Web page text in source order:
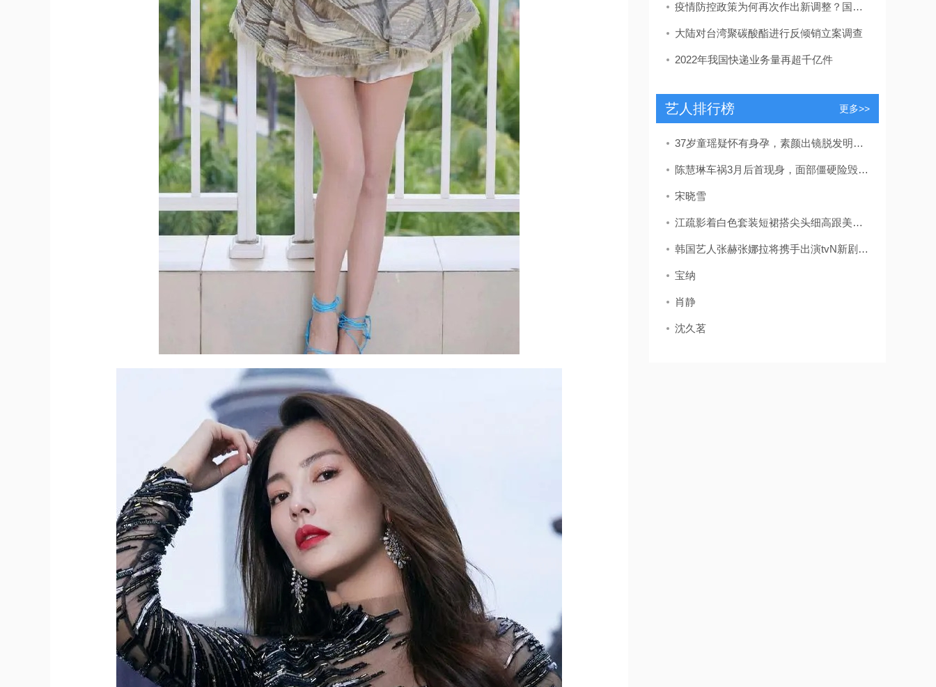
疫情防控政策为何再次作出新调整？国家卫健委回应
大陆对台湾聚碳酸酯进行反倾销立案调查
2022年我国快递业务量再超千亿件
艺人排行榜 更多>>
37岁童瑶疑怀有身孕，素颜出镜脱发明显，放宝宝安全座椅孕味十足
陈慧琳车祸3月后首现身，面部僵硬险毁容，留疤自曝未找整容医生
宋晓雪
江疏影着白色套装短裙搭尖头细高跟美的独特网友：被长腿折服
韩国艺人张赫张娜拉将携手出演tvN新剧《family》
宝纳
肖静
沈久茗